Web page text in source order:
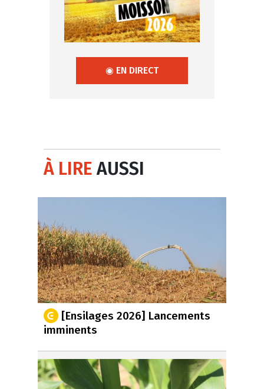
◉ EN DIRECT
À LIREAUSSI
[Ensilages 2026] Lancements
imminents